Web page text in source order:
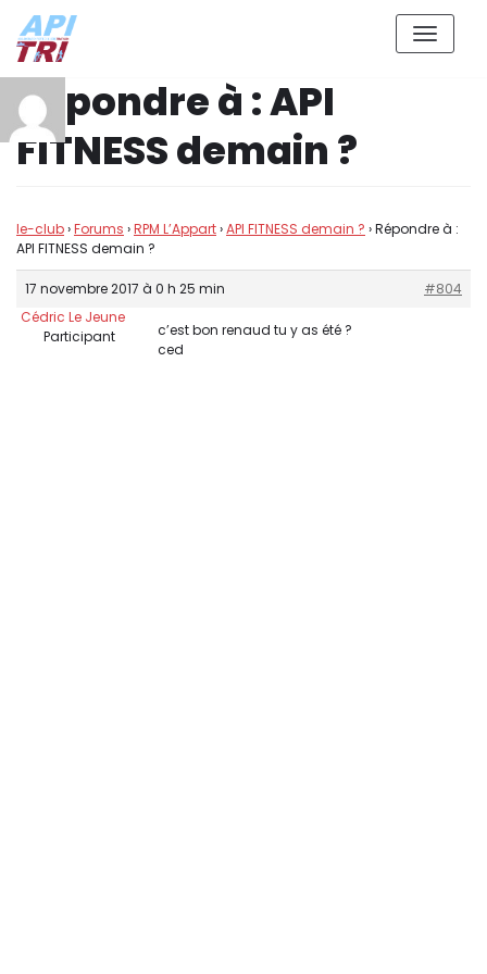
Aller
contenu
Répondre à : API
FITNESS demain ?
le-club›Forums ›RPM L’Appart›API FITNESS demain ? ›Répondre à :
API FITNESS demain ?
17 novembre 2017 à 0 h 25 min
#804
Cédric Le Jeune
Participant
c’est bon renaud tu y as été ?
ced